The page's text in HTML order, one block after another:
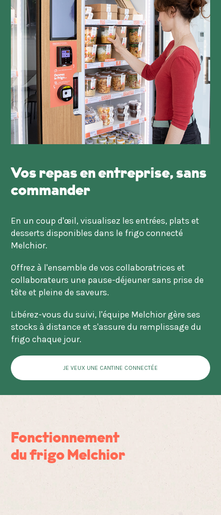
Vos repas enentreprise, sans
commander
En un coup d'œil, visualisez les entrées, plats et
desserts disponibles dans le frigo connecté
Melchior.
Offrez à l'ensemble de vos collaboratrices et
collaborateurs une pause-déjeuner sans prise de
tête et pleine de saveurs.
Libérez-vous du suivi, l'équipe Melchior gère ses
stocks à distance et s'assure du remplissage du
frigo chaque jour.
JE VEUX UNE CANTINE CONNECTÉE
Fonctionnement
du frigo Melchior